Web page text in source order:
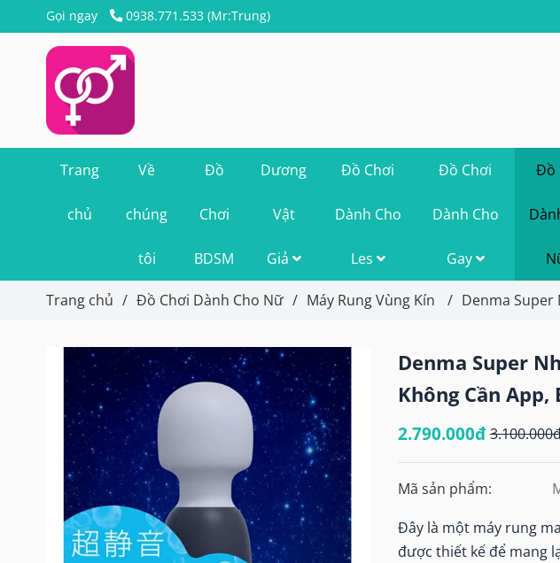
Gọi ngay 0938.771.533 (Mr:Trung)
Trang
chủ
Về
chúng
tôi
Đồ
Chơi
BDSM
Dương
Vật
Giả
Đồ Chơi
Dành Cho
Les
Đồ Chơi
Dành Cho
Gay
Đồ
Trang chủ / Đồ Chơi Dành Cho Nữ / Máy Rung Vùng Kín / Denma Super
Denma Super
Không Cần App,
2.790.000đ
Mã sản phẩm:
Đây là một máy rung
được thiết kế để mang